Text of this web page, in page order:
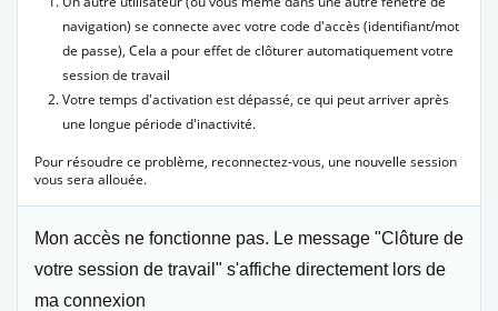
navigation) se connecte avec votre code d'accès (identifiant/mot
de passe), Cela a pour effet de clôturer automatiquement votre
session de travail
Votre temps d'activation est dépassé, ce qui peut arriver après
une longue période d'inactivité.
Pour résoudre ce problème, reconnectez-vous, une nouvelle session
vous sera allouée.
Mon accès ne fonctionne pas. Le message "Clôture de
votre session de travail" s'affiche directement lors de
ma connexion